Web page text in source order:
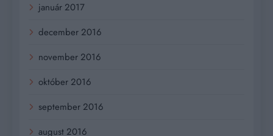
január 2017
december 2016
november 2016
október 2016
september 2016
august 2016